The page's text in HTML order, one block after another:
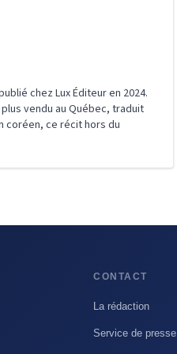
chez Lux Éditeur en 2024.
vendu au Québec, traduit
coréen, ce récit hors du
CONTACT
La rédaction
Service de presse